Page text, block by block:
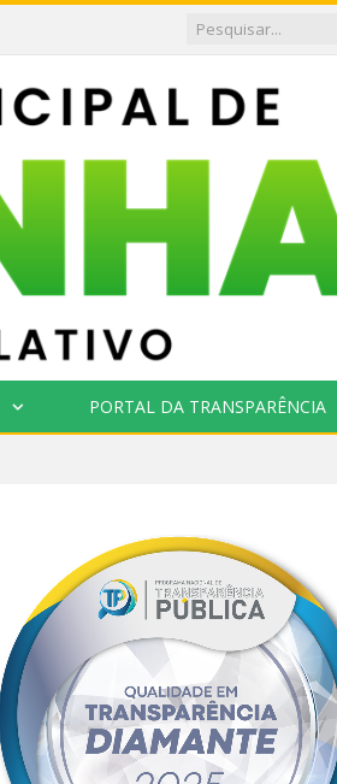
PORTAL DA TRANSPARÊNCIA